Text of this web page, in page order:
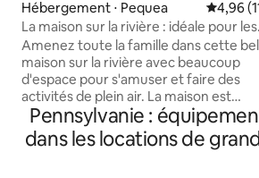
Hébergement ⋅ Pequea
4,96
La maison sur la rivière : idéale pour les
familles
Amenez toute la famille dans cette
maison sur la rivière avec beaucoup
d'espace pour s'amuser et faire des
activités de plein air. La maison est
confortable et chaleureuse avec vue
la rivière. Nous avons ajouté des jeux
société, des jouets pour vos tout-
Pennsylvanie :
dans les locations de